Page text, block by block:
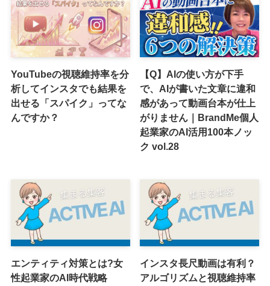
YouTubeの視聴維持率を分
析してインスタでも結果を
出せる「スパイク」ってな
んですか？
【Q】AIの使い方が下手
で、AIが書いた文章に違和
感があって動画台本が仕上
がりません｜BrandMe個人
起業家のAI活用100本ノッ
ク vol.28
エンティティ対策とは?女
性起業家のAI時代戦略
インスタ長尺動画は有利？
アルゴリズムと視聴維持率